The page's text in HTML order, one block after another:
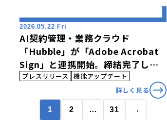
2026.05.22 Fri
AI契約管理・業務クラウド
「Hubble」が「Adobe Acrobat
Sign」と連携開始。締結完了した
契約書の自動取り込みにより、シー
ムレスな契約管理と電子帳簿保存法
への一元的な対応を実現
プレスリリース
機能アップデート
詳しく見る
1 2 … 31 →